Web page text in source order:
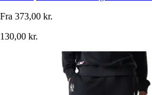
Fra 373,00 kr.
130,00 kr.